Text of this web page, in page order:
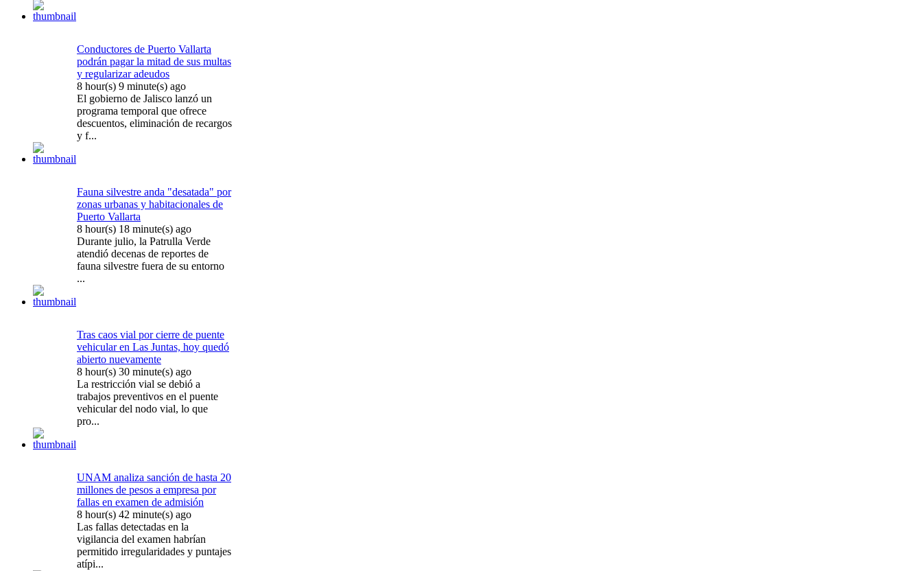
Conductores de Puerto Vallarta
podrán pagar la mitad de sus multas
y regularizar adeudos
8 hour(s) 9 minute(s) ago
El gobierno de Jalisco lanzó un
programa temporal que ofrece
descuentos, eliminación de recargos
y f...
Fauna silvestre anda "desatada" por
zonas urbanas y habitacionales de
Puerto Vallarta
8 hour(s) 18 minute(s) ago
Durante julio, la Patrulla Verde
atendió decenas de reportes de
fauna silvestre fuera de su entorno
...
Tras caos vial por cierre de puente
vehicular en Las Juntas, hoy quedó
abierto nuevamente
8 hour(s) 30 minute(s) ago
La restricción vial se debió a
trabajos preventivos en el puente
vehicular del nodo vial, lo que
pro...
UNAM analiza sanción de hasta 20
millones de pesos a empresa por
fallas en examen de admisión
8 hour(s) 42 minute(s) ago
Las fallas detectadas en la
vigilancia del examen habrían
permitido irregularidades y puntajes
atípi...